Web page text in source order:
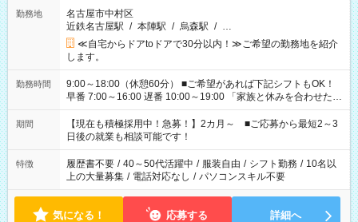
勤務地
名古屋市中村区
近鉄名古屋駅 / 本陣駅 / 烏森駅 / …
≪自宅からドアtoドアで30分以内！≫ご希望の勤務地を紹介
します。
勤務時間
9:00～18:00（休憩60分） ■ご希望があれば下記シフトもOK！
早番 7:00～16:00 遅番 10:00～19:00 「家族と休みを合わせた
い」 「余裕を持って夕飯の準備がしたい」 「できれば残業はし
たくない」 など、ご希望を教えてくださいね。 ※Wワーク希望
の方へ 今ご覧のお仕事で希望する勤務時間と、もう1つのお仕事
の勤務時間。 合計で週40時間を超える場合は応募できません。
期間
【現在も積極採用中！急募！】2カ月～ ■ご応募から最短2～3
日後の就業も相談可能です！
特徴 履歴書不要 / 40～50代活躍中 / 服装自由 / シフト勤務 / 10名以
上の大量募集 / 電話対応なし / パソコンスキル不要
気になる！ 応募する 詳細へ